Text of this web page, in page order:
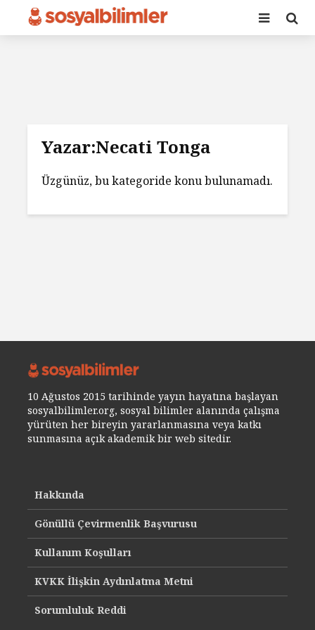
Yazar:Necati Tonga
Üzgünüz, bu kategoride konu bulunamadı.
10 Ağustos 2015 tarihinde yayın hayatına başlayan
sosyalbilimler.org, sosyal bilimler alanında çalışma
yürüten her bireyin yararlanmasına veya katkı
sunmasına açık akademik bir web sitedir.
Hakkında
Gönüllü Çevirmenlik Başvurusu
Kullanım Koşulları
KVKK İlişkin Aydınlatma Metni
Sorumluluk Reddi